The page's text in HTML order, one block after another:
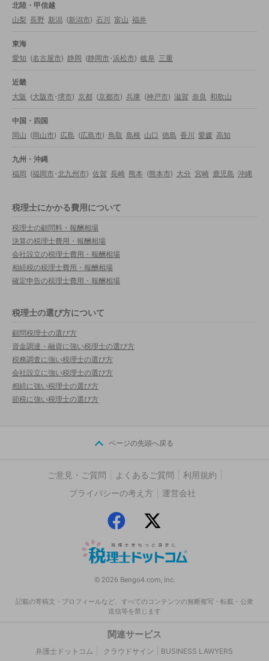
北陸・甲信越
山梨 長野 新潟 (新潟市) 石川 富山 福井
東海
愛知 (名古屋市) 静岡 (静岡市・浜松市) 岐阜 三重
近畿
大阪 (大阪市・堺市) 京都 (京都市) 兵庫 (神戸市) 滋賀 奈良 和歌山
中国・四国
岡山 (岡山市) 広島 (広島市) 鳥取 島根 山口 徳島 香川 愛媛 高知
九州・沖縄
福岡 (福岡市・北九州市) 佐賀 長崎 熊本 (熊本市) 大分 宮崎 鹿児島 沖縄
税理士にかかる費用について
税理士の顧問料・報酬相場
決算の税理士費用・報酬相場
会社設立の税理士費用・報酬相場
相続税の税理士費用・報酬相場
確定申告の税理士費用・報酬相場
税理士の選び方について
顧問税理士の選び方
資金調達・融資に強い税理士の選び方
税務調査に強い税理士の選び方
会社設立に強い税理士の選び方
相続に強い税理士の選び方
節税に強い税理士の選び方
ページの先頭へ戻る
ご意見・ご質問 よくあるご質問
利用規約
プライバシーの考え方
運営会社
© 2026 Bengo4.com, Inc.
記載の寄稿文・プロフィールなど、すべてのコンテンツの無断複写・転載・公衆
送信等を禁じます
関連サービス
弁護士ドットコム クラウドサイン BUSINESS LAWYERS